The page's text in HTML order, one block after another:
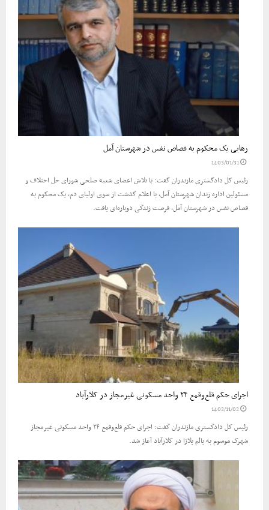
رهایی یک محکوم به قصاص نفس در شهرستان آمل
1403/01/31
رئیس کل دادگستری مازندران گفت: با تلاش اعضای شعبه‌ صلحی شورای حل اختلاف و
مسئولین اداره‌ زندان شهرستان آمل، با اعلام گذشت از سوی اولیای دم، یک محکوم به
قصاص نفس در شهرستان آمل، فرصت زندگی دوباره‌ای یافت.
اجرای حکم قلع‌وقمع ۲۴ واحد مسکونی غیرمجاز در کلارآباد
1402/11/02
رئیس کل دادگستری مازندران گفت: اجرای حکم قلع‌وقمع ۲۴ واحد مسکونی غیرمجاز
شهرک موسوم به پالم پلازا در کلارآباد آغاز شد.